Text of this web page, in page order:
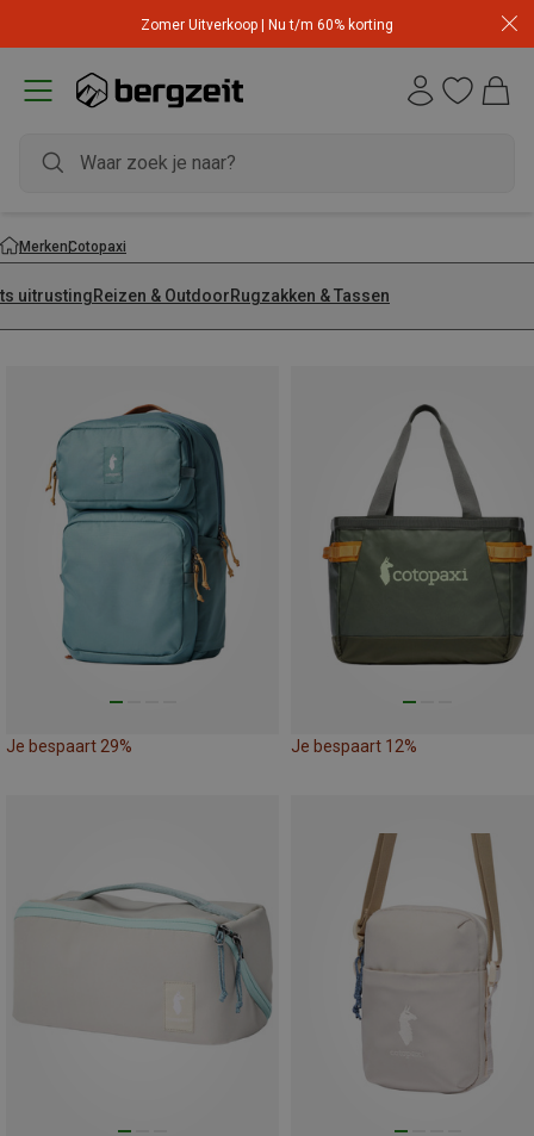
Zomer Uitverkoop | Nu t/m 60% korting
MerkenCotopaxi
uitrustingReizen & OutdoorRugzakken & Tassen
Je bespaart 29% Je bespaart 12%